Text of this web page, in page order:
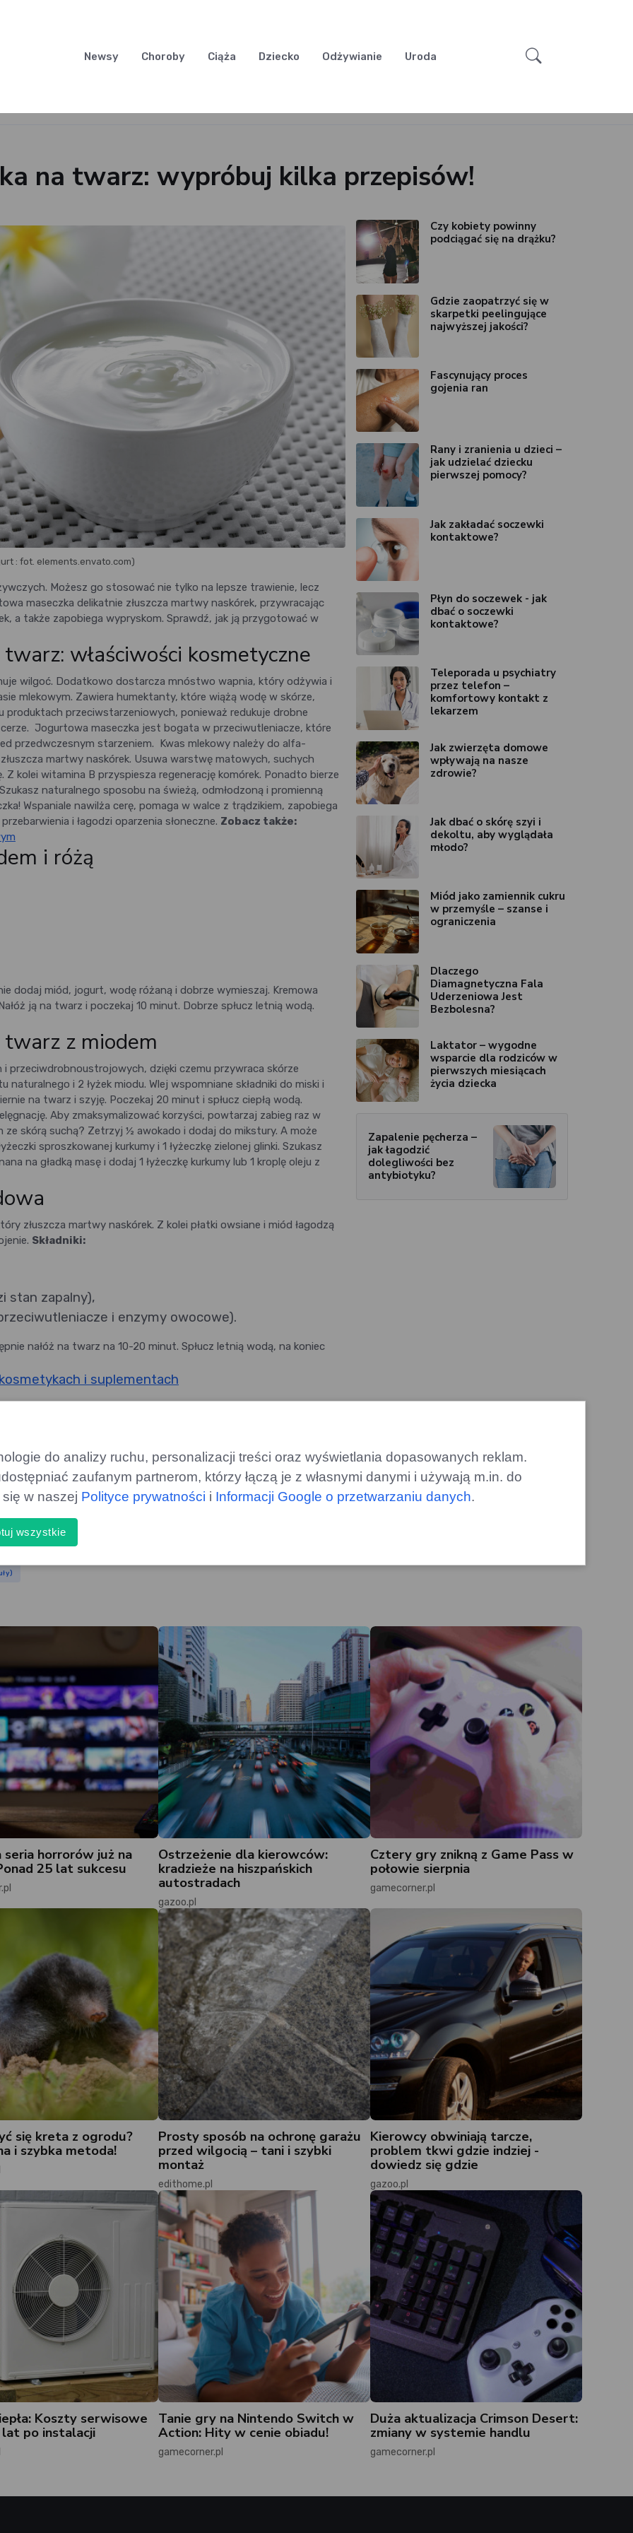
Newsy Choroby Ciąża Dziecko Odżywianie Uroda
na twarz: wypróbuj kilka przepisów!
: fot. elements.envato.com)
Możesz go stosować nie tylko na lepsze trawienie, lecz
maseczka delikatnie złuszcza martwy naskórek, przywracając
a także zapobiega wypryskom. Sprawdź, jak ją przygotować w
właściwości kosmetyczne
wilgoć. Dodatkowo dostarcza mnóstwo wapnia, który odżywia i
mlekowym. Zawiera humektanty, które wiążą wodę w skórze,
przeciwstarzeniowych, ponieważ redukuje drobne
Jogurtowa maseczka jest bogata w przeciwutleniacze, które
przedwczesnym starzeniem. Kwas mlekowy należy do alfa-
martwy naskórek. Usuwa warstwę matowych, suchych
Z kolei witamina B przyspiesza regenerację komórek. Ponadto bierze
naturalnego sposobu na świeżą, odmłodzoną i promienną
Wspaniale nawilża cerę, pomaga w walce z trądzikiem, zapobiega
i łagodzi oparzenia słoneczne. Zobacz także:
i różą
dodaj miód, jogurt, wodę różaną i dobrze wymieszaj. Kremowa
ją na twarz i poczekaj 10 minut. Dobrze spłucz letnią wodą.
z miodem
i przeciwdrobnoustrojowych, dzięki czemu przywraca skórze
i 2 łyżek miodu. Wlej wspomniane składniki do miski i
na twarz i szyję. Poczekaj 20 minut i spłucz ciepłą wodą.
Aby zmaksymalizować korzyści, powtarzaj zabieg raz w
ze skórą suchą? Zetrzyj ½ awokado i dodaj do mikstury. A może
sproszkowanej kurkumy i 1 łyżeczkę zielonej glinki. Szukasz
na gładką masę i dodaj 1 łyżeczkę kurkumy lub 1 kroplę oleju z
złuszcza martwy naskórek. Z kolei płatki owsiane i miód łagodzą
Składniki:
stan zapalny),
i enzymy owocowe).
nałóż na twarz na 10-20 minut. Spłucz letnią wodą, na koniec
i suplementach
chwilowo niedostępne.
MATERIAŁY PARTNERA
Czy kobiety powinny
podciągać się na drążku?
Gdzie zaopatrzyć się w
skarpetki peelingujące
najwyższej jakości?
Fascynujący proces
gojenia ran
Rany i zranienia u dzieci –
jak udzielać dziecku
pierwszej pomocy?
Jak zakładać soczewki
kontaktowe?
Płyn do soczewek - jak
dbać o soczewki
kontaktowe?
Teleporada u psychiatry
przez telefon –
komfortowy kontakt z
lekarzem
Jak zwierzęta domowe
wpływają na nasze
zdrowie?
Jak dbać o skórę szyi i
dekoltu, aby wyglądała
młodo?
Miód jako zamiennik cukru
w przemyśle – szanse i
ograniczenia
Dlaczego
Diamagnetyczna Fala
Uderzeniowa Jest
Bezbolesna?
Laktator – wygodne
wsparcie dla rodziców w
pierwszych miesiącach
życia dziecka
Zapalenie pęcherza –
jak łagodzić
dolegliwości bez
antybiotyku?
seria horrorów już na
25 lat sukcesu
Ostrzeżenie dla kierowców:
kradzieże na hiszpańskich
autostradach
gazoo.pl
Cztery gry znikną z Game Pass w
połowie sierpnia
gamecorner.pl
się kreta z ogrodu?
i szybka metoda!
Prosty sposób na ochronę garażu
przed wilgocią – tani i szybki
montaż
edithome.pl
Kierowcy obwiniają tarcze,
problem tkwi gdzie indziej -
dowiedz się gdzie
gazoo.pl
Koszty serwisowe
po instalacji
Tanie gry na Nintendo Switch w
Action: Hity w cenie obiadu!
gamecorner.pl
Duża aktualizacja Crimson Desert:
zmiany w systemie handlu
gamecorner.pl
do analizy ruchu, personalizacji treści oraz wyświetlania dopasowanych reklam.
zaufanym partnerom, którzy łączą je z własnymi danymi i używają m.in. do
w naszej Polityce prywatności i Informacji Google o przetwarzaniu danych.
wszystkie